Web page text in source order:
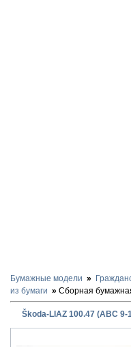
Бумажные модели
из бумаги
Сборная
Škoda-LIAZ 100.47 (ABC 9-